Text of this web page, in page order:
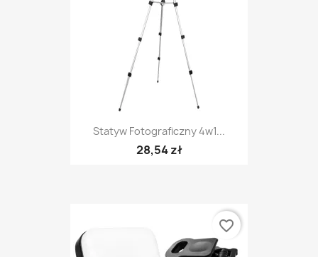
Statyw Fotograficzny 4w1...
28,54 zł
favorite_border